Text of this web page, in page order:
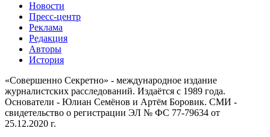
Новости
Пресс-центр
Реклама
Редакция
Авторы
История
«Совершенно Секретно» - международное издание
журналистских расследований. Издаётся с 1989 года.
Основатели - Юлиан Семёнов и Артём Боровик. CМИ -
свидетельство о регистрации ЭЛ № ФС 77-79634 от
25.12.2020 г.